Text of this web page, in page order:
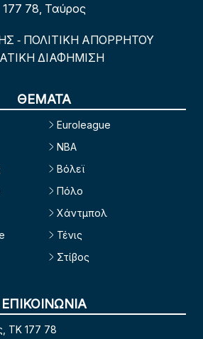
177 78, Ταύρος
- ΠΟΛΙΤΙΚΗ ΑΠΟΡΡΗΤΟΥ
ΔΙΑΦΗΜΙΣΗ
ΘΕΜΑΤΑ
Euroleague
NBA
Βόλεϊ
Πόλο
Χάντμπολ
Τένις
Στίβος
ΕΠΙΚΟΙΝΩΝΙΑ
TK 177 78